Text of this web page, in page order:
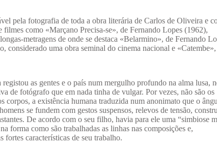
pela fotografia de toda a obra literária de Carlos de Oliveira e
como «Marçano Precisa-se», de Fernando Lopes (1962),
metragens de onde se destaca «Belarmino», de Fernando
uma obra seminal do cinema nacional e
as gentes e o país num mergulho profundo na alma lusa,
de fotógrafo que em nada tinha de vulgar. Por vezes, não são os
corpos, a existência humana traduzida num anonimato que o
se fundem com gestos suspensos, relevos de tensão,
De acordo com o seu filho, havia para ele uma “simbiose
forma como são trabalhadas as linhas nas composições e,
características de seu trabalho.